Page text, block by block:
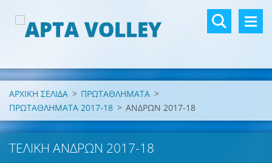
ΑΡΧΙΚΗ ΣΕΛΙΔΑ > ΠΡΩΤΑΘΛΗΜΑΤΑ >
ΠΡΩΤΑΘΛΗΜΑΤΑ 2017-18 > ΑΝΔΡΩΝ 2017-18
ΤΕΛΙΚΗ ΑΝΔΡΩΝ 2017-18